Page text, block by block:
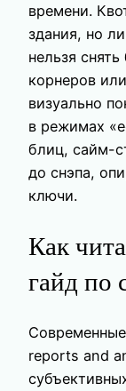
времени.
здания, но
нельзя
корнеров
визуально
в режимах
блиц, сайм-
до снэпа,
ключи.
Как
гайд по
reports and